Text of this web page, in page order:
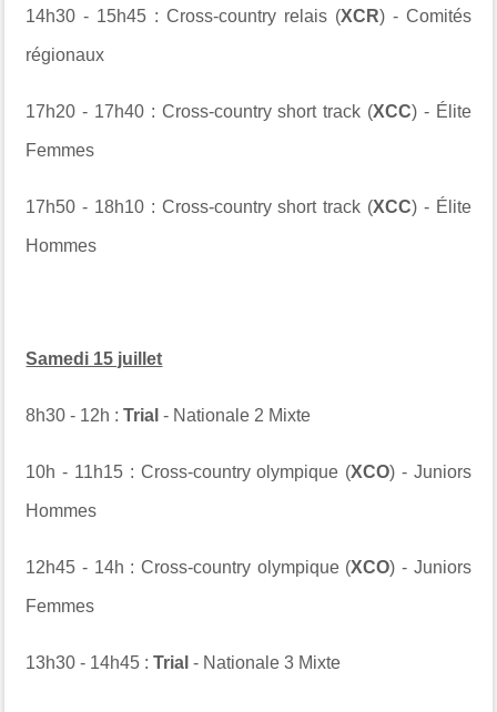
14h30 - 15h45 : Cross-country relais (XCR) - Comités
régionaux
17h20 - 17h40 : Cross-country short track (XCC) - Élite
Femmes
17h50 - 18h10 : Cross-country short track (XCC) - Élite
Hommes
Samedi 15 juillet
8h30 - 12h :Trial - Nationale 2 Mixte
10h - 11h15 : Cross-country olympique (XCO) - Juniors
Hommes
12h45 - 14h : Cross-country olympique (XCO) - Juniors
Femmes
13h30 - 14h45 :Trial - Nationale 3 Mixte